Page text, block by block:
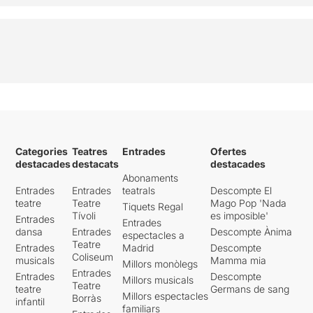
Categories
destacades
Entrades
teatre
Entrades
dansa
Entrades
musicals
Entrades
teatre
infantil
Teatres
destacats
Entrades
Teatre
Tívoli
Entrades
Teatre
Coliseum
Entrades
Teatre
Borràs
Entrades
Abonaments
teatrals
Tiquets Regal
Entrades
espectacles a
Madrid
Millors monòlegs
Millors musicals
Millors espectacles
familiars
Ofertes
destacades
Descompte El
Mago Pop 'Nada
es imposible'
Descompte Ànima
Descompte
Mamma mia
Descompte
Germans de sang